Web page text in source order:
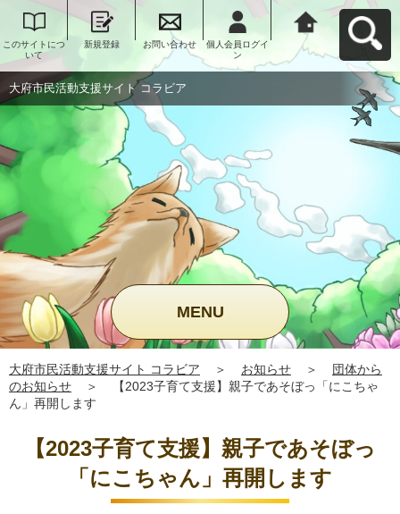
このサイトにつ
いて
新規登録 お問い合わせ
個人会員ログイ
ン
大府市民活動支
援サイト コラビ
アへ戻る
大府市民活動支援サイト コラビア
MENU
大府市民活動支援サイト コラビア ＞ お知らせ ＞
団体から
のお知らせ
＞
【2023子育て支援】親子であそぼっ「にこちゃ
ん」再開します
【2023子育て支援】親子であそぼっ
「にこちゃん」再開します